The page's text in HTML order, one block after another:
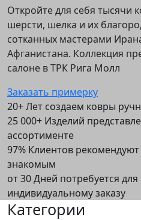
Откройте для себя тысячи
шерсти, шелка и их
сотканных мастерами
Афганистана. Коллекция
салоне в ТРК Рига Молл
Заказать примерку
20+Лет создаем ковры
25 000+ Изделий
ассортименте
97% Клиентов
знакомым
от 30Дней потребуется
индивидуальному заказу
Категории